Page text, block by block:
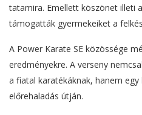
tatamira. Emellett köszönet illeti
támogatták gyermekeiket a
A Power Karate SE közössége
eredményekre. A verseny
a fiatal karatékáknak, hanem
előrehaladás útján.